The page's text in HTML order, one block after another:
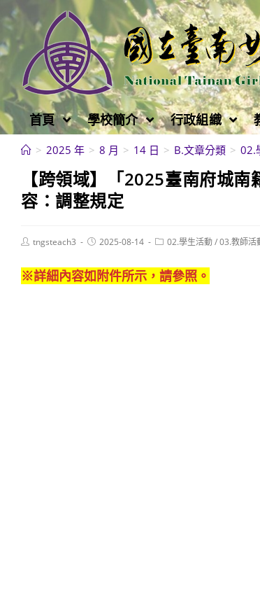
跳
轉
至
主
要
內
容
首頁 學校簡介 行政組織
> 2025 年 > 8 月 > 14 日 > B.文章分類 > 02.
【跨領域】「2025臺南府城
容：調整規定
Posttngsteach3
Post2025-08-14
Post02.學生活動/03.教師活
※詳細內容如附件所示，請參照。